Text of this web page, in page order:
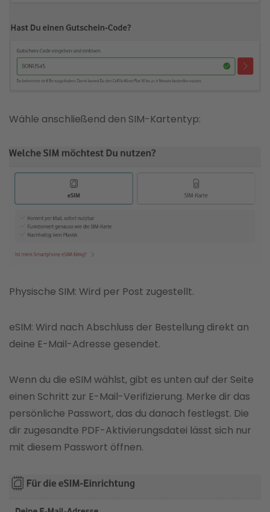
Wähle anschließend den SIM-Kartentyp:
Physische SIM: Wird per Post zugestellt.
eSIM: Wird nach Abschluss der Bestellung direkt an
deine E-Mail-Adresse gesendet.
Wenn du die eSIM wählst, gibt es unten auf der Seite
einen Schritt zur E-Mail-Verifizierung. Merke dir das
persönliche Passwort, das du danach festlegst. Die
dir zugesandte PDF-Aktivierungsdatei lässt sich nur
mit diesem Passwort öffnen.